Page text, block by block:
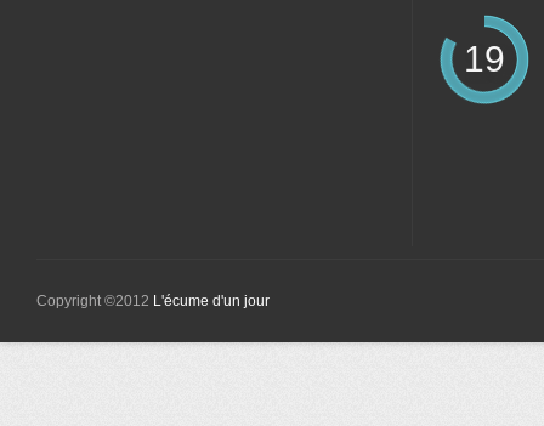
19
Copyright ©2012 L'écume d'un jour